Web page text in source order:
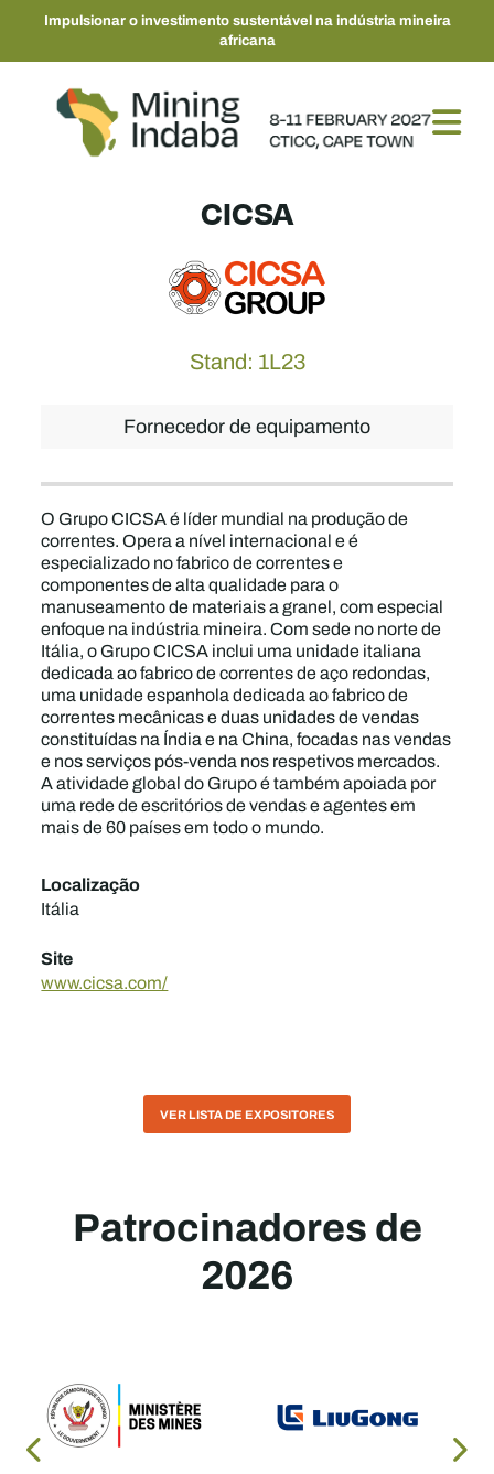
Impulsionar o investimento sustentável na indústria mineira
africana
CICSA
Stand: 1L23
Fornecedor de equipamento
O Grupo CICSA é líder mundial na produção de
correntes. Opera a nível internacional e é
especializado no fabrico de correntes e
componentes de alta qualidade para o
manuseamento de materiais a granel, com especial
enfoque na indústria mineira. Com sede no norte de
Itália, o Grupo CICSA inclui uma unidade italiana
dedicada ao fabrico de correntes de aço redondas,
uma unidade espanhola dedicada ao fabrico de
correntes mecânicas e duas unidades de vendas
constituídas na Índia e na China, focadas nas vendas
e nos serviços pós-venda nos respetivos mercados.
A atividade global do Grupo é também apoiada por
uma rede de escritórios de vendas e agentes em
mais de 60 países em todo o mundo.
Localização
Itália
Site
www.cicsa.com/
VER LISTA DE EXPOSITORES
Patrocinadores de
2026